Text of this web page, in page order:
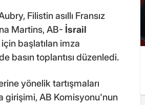
Filistin asıllı Fransız
Martins, AB- İsrail
için başlatılan imza
basın toplantısı düzenledi.
yönelik tartışmaları
girişimi, AB Komisyonu'nun